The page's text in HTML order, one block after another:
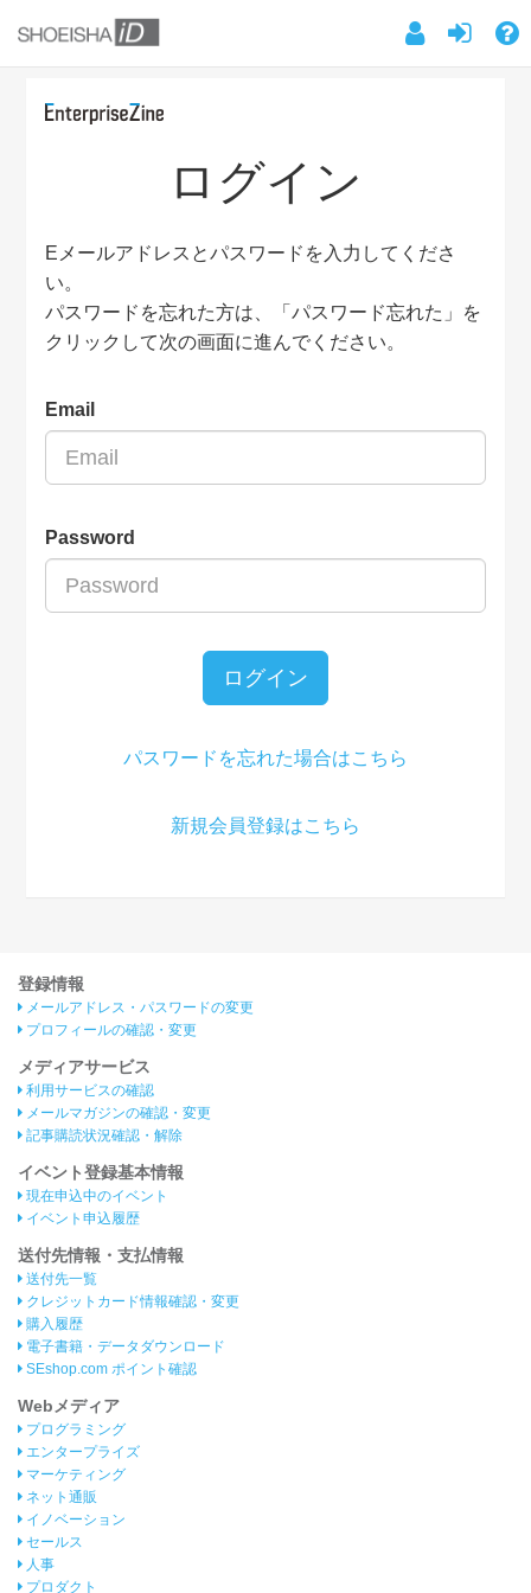
ログイン
Eメールアドレスとパスワードを入力してくださ
い。
パスワードを忘れた方は、「パスワード忘れた」を
クリックして次の画面に進んでください。
Email
Password
ログイン
パスワードを忘れた場合はこちら
新規会員登録はこちら
登録情報
メールアドレス・パスワードの変更
プロフィールの確認・変更
メディアサービス
利用サービスの確認
メールマガジンの確認・変更
記事購読状況確認・解除
イベント登録基本情報
現在申込中のイベント
イベント申込履歴
送付先情報・支払情報
送付先一覧
クレジットカード情報確認・変更
購入履歴
電子書籍・データダウンロード
SEshop.com ポイント確認
Webメディア
プログラミング
エンタープライズ
マーケティング
ネット通販
イノベーション
セールス
人事
プロダクト